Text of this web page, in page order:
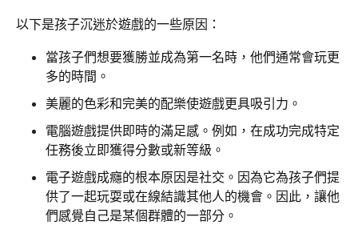
以下是孩子沉迷於遊戲的一些原因：
當孩子們想要獲勝並成為第一名時，他們通常會玩更
多的時間。
美麗的色彩和完美的配樂使遊戲更具吸引力。
電腦遊戲提供即時的滿足感。例如，在成功完成特定
任務後立即獲得分數或新等級。
電子遊戲成癮的根本原因是社交。因為它為孩子們提
供了一起玩耍或在線結識其他人的機會。因此，讓他
們感覺自己是某個群體的一部分。